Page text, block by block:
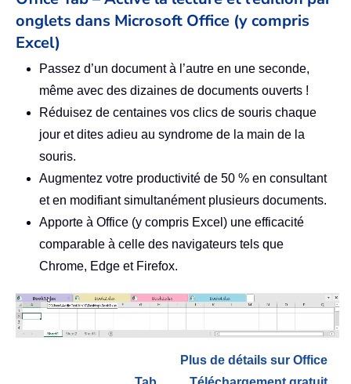
onglets dans Microsoft Office (y compris
Excel)
Passez d’un document à l’autre en une seconde,
même avec des dizaines de documents ouverts !
Réduisez de centaines vos clics de souris chaque
jour et dites adieu au syndrome de la main de la
souris.
Augmentez votre productivité de 50 % en consultant
et en modifiant simultanément plusieurs documents.
Apporte à Office (y compris Excel) une efficacité
comparable à celle des navigateurs tels que
Chrome, Edge et Firefox.
Plus de détails sur Office